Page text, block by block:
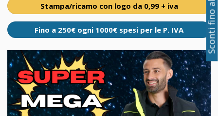
Stampa/ricamo con logo da 0,99 + iva
Fino a 250€ ogni 1000€ spesi per le P. IVA Sconti fino al 50%